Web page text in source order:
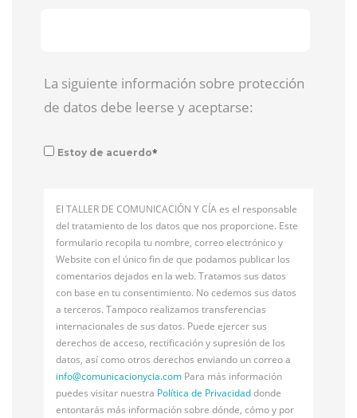
La siguiente información sobre protección
de datos debe leerse y aceptarse:
Estoy de acuerdo*
El TALLER DE COMUNICACIÓN Y CÍA es el responsable
del tratamiento de los datos que nos proporcione. Este
formulario recopila tu nombre, correo electrónico y
Website con el único fin de que podamos publicar los
comentarios dejados en la web. Tratamos sus datos
con base en tu consentimiento. No cedemos sus datos
a terceros. Tampoco realizamos transferencias
internacionales de sus datos. Puede ejercer sus
derechos de acceso, rectificación y supresión de los
datos, así como otros derechos enviando un correo a
info@comunicacionycia.com Para más información
puedes visitar nuestra Política de Privacidaddonde
entontarás más información sobre dónde, cómo y por